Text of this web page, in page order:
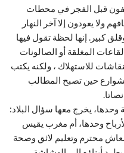
قبل الفجر في محطات
ولا يعودون إلا آخر النهار
كبير. إنها لحظة تقول فيها
المغلقة أو الصالونات
للاستهلاك ، ولكنه يكتب
حين تصبح المطالب
وحدها، يخرج معها سؤال البلاد:
وحدها، أم مغرب يقيس
محترم وتعليم لائق وصحة